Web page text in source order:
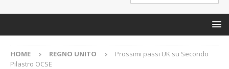
HOME REGNO UNITO
Prossimi passi UK su Secondo
Pilastro OCSE